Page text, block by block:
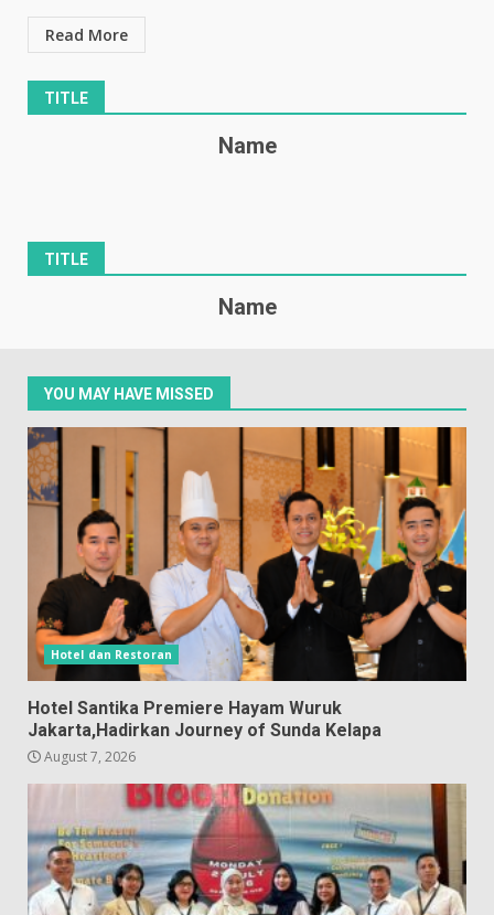
Read More
TITLE
Name
TITLE
Name
YOU MAY HAVE MISSED
Hotel dan Restoran
Hotel Santika Premiere Hayam Wuruk
Jakarta,Hadirkan Journey of Sunda Kelapa
August 7, 2026